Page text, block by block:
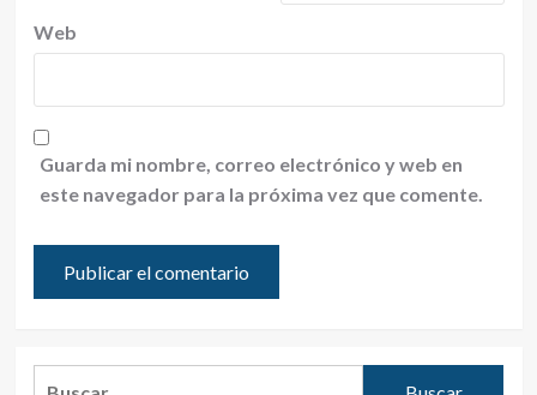
Web
Guarda mi nombre, correo electrónico y web en
este navegador para la próxima vez que comente.